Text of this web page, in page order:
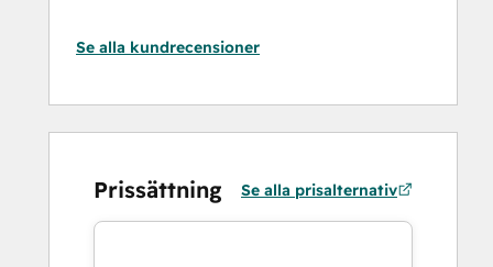
Se alla kundrecensioner
Prissättning Se alla prisalternativ